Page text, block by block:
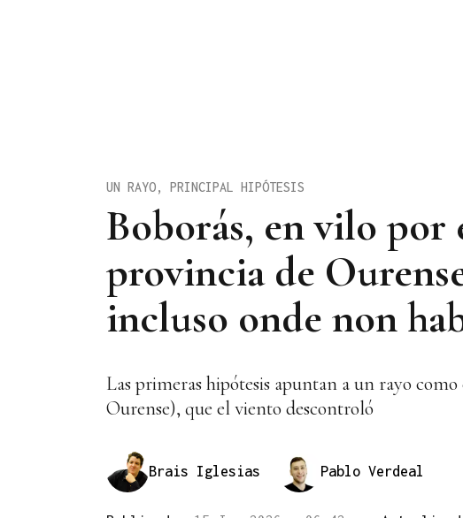
Boborás, en vilo
provincia de
incluso onde non
UN RAYO, PRINCIPAL HIPÓTESIS
Las primeras hipótesis apuntan a un rayo
Ourense), que el viento descontroló
Brais Iglesias Pablo Verdeal